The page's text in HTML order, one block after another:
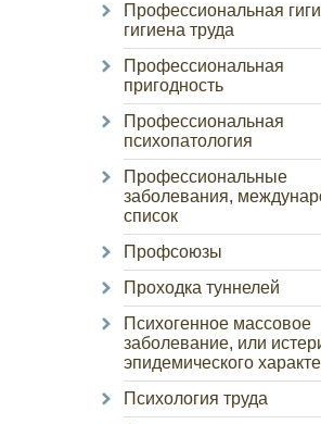
Профессиональная
гигиена труда
Профессиональная
пригодность
Профессиональная
психопатология
Профессиональные
заболевания,
список
Профсоюзы
Проходка туннелей
Психогенное массовое
заболевание, или
эпидемического
Психология труда